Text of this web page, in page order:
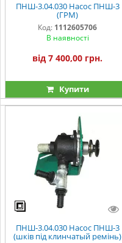
ПНШ-3.04.030 Насос ПНШ-3
(ГРМ)
Код: 1112605706
В наявності
від 7 400,00 грн.
Купити
ПНШ-3.04.030 Насос ПНШ-3
(шків під клинчатый ремінь)